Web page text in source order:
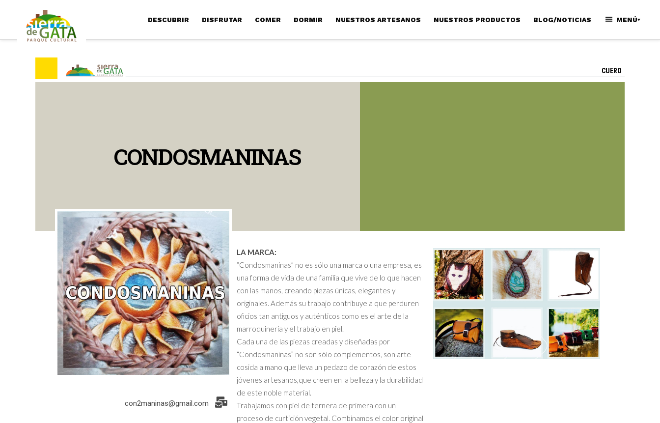
DESCUBRIR DISFRUTAR COMER DORMIR NUESTROS ARTESANOS NUESTROS PRODUCTOS BLOG/NOTICIAS MENÚ
CUERO
CONDOSMANINAS
con2maninas@gmail.com
LA MARCA:
“Condosmaninas” no es sólo una marca o una empresa, es
una forma de vida de una familia que vive de lo que hacen
con las manos, creando piezas únicas, elegantes y
originales. Además su trabajo contribuye a que perduren
oficios tan antiguos y auténticos como es el arte de la
marroquinería y el trabajo en piel.
Cada una de las piezas creadas y diseñadas por
“Condosmaninas” no son sólo complementos, son arte
cosida a mano que lleva un pedazo de corazón de estos
jóvenes artesanos,que creen en la belleza y la durabilidad
de este noble material.
Trabajamos con piel de ternera de primera con un
proceso de curtición vegetal. Combinamos el color original